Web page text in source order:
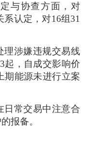
与协查方面，对
系认定，对16组 31
理涉嫌违规交易线
3起，自成交影响价
期能源未进行立案
日常交易中注意合
报备。